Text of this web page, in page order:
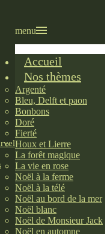
menu
Accueil
Nos thèmes
Argenté
Bleu, Delft et paon
Bonbons
Doré
Fierté
Houx et Lierre
La forêt magique
La vie en rose
Noël à la ferme
Noël à la télé
Noël au bord de la mer
Noël blanc
Noël de Monsieur Jack
Noël en automne